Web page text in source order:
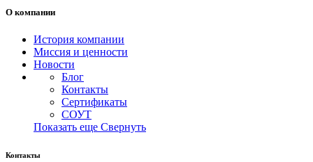
О компании
История компании
Миссия и ценности
Новости
Блог
Контакты
Сертификаты
СОУТ
Показать еще Свернуть
Контакты